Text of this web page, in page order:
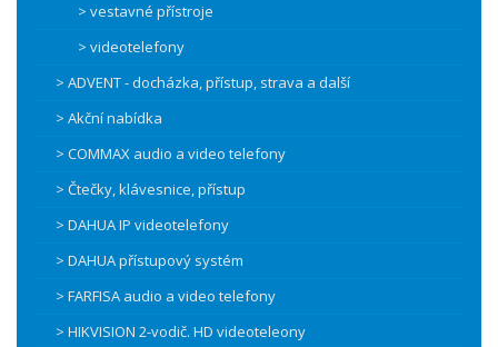
> vestavné přístroje
> videotelefony
> ADVENT - docházka, přístup, strava a další
> Akční nabídka
> COMMAX audio a video telefony
> Čtečky, klávesnice, přístup
> DAHUA IP videotelefony
> DAHUA přístupový systém
> FARFISA audio a video telefony
> HIKVISION 2-vodič. HD videoteleony